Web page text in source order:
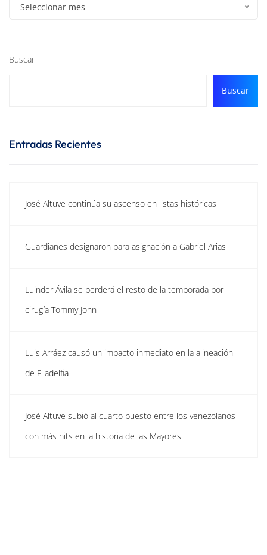
Seleccionar mes
Buscar
Buscar
Entradas Recientes
José Altuve continúa su ascenso en listas históricas
Guardianes designaron para asignación a Gabriel Arias
Luinder Ávila se perderá el resto de la temporada por
cirugía Tommy John
Luis Arráez causó un impacto inmediato en la alineación
de Filadelfia
José Altuve subió al cuarto puesto entre los venezolanos
con más hits en la historia de las Mayores